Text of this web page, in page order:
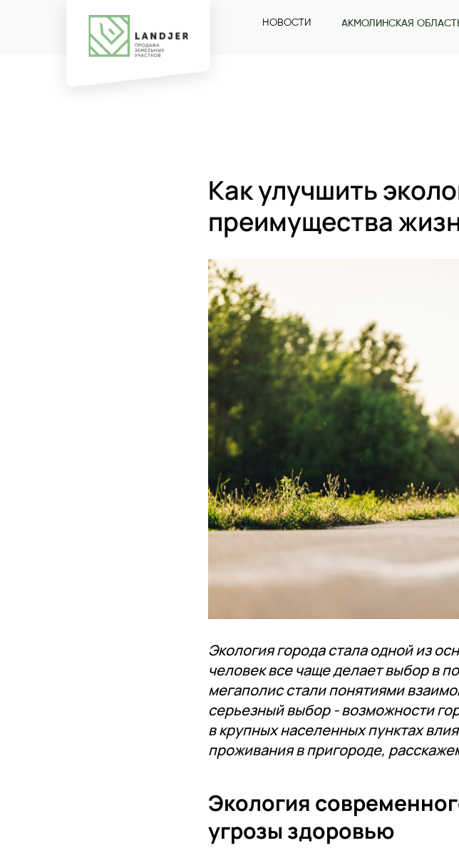
АКМОЛИНСКАЯ
НОВОСТИ
Как улучшить
преимущества
Экология города стала одной из
человек все чаще делает выбор в
мегаполис стали понятиями
серьезный выбор - возможности
в крупных населенных пунктах
проживания в пригороде,
Экология
угрозы здоровью